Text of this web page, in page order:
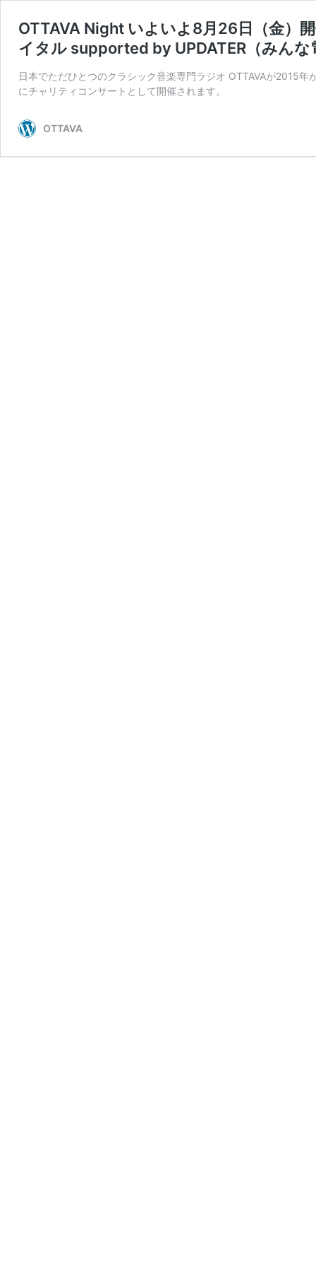
OTTAVA Night いよいよ8月26日（金）
イタル supported by UPDATER（みんな
日本でただひとつのクラシック音楽専門ラジオ OTTAVAが2015
にチャリティコンサートとして開催されま
OTTAVA